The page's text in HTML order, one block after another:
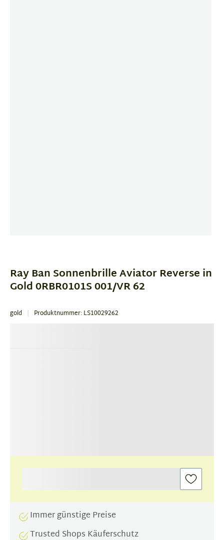
4
Ray Ban Sonnenbrille Aviator Reverse in
Gold 0RBR0101S 001/VR 62
gold Produktnummer: LS10029262
Immer günstige Preise
Trusted Shops Käuferschutz